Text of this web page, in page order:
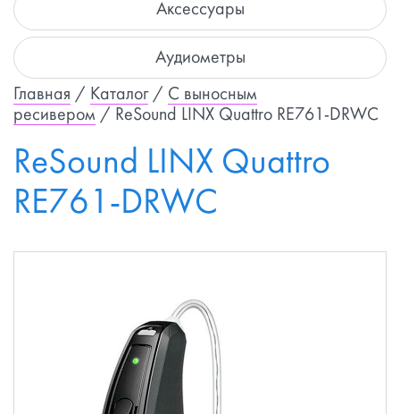
Аксессуары
Аудиометры
Главная / Каталог/ С выносным
ресивером / ReSound LINX Quattro RE761-DRWC
ReSound LINX Quattro
RE761-DRWC